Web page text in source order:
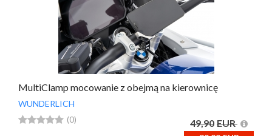
MultiClamp mocowanie z obejmą na kierownicę
WUNDERLICH
 (0) 49,90 EUR